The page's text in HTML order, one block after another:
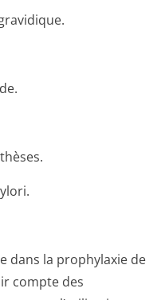
dans la prophylaxie de
compte des